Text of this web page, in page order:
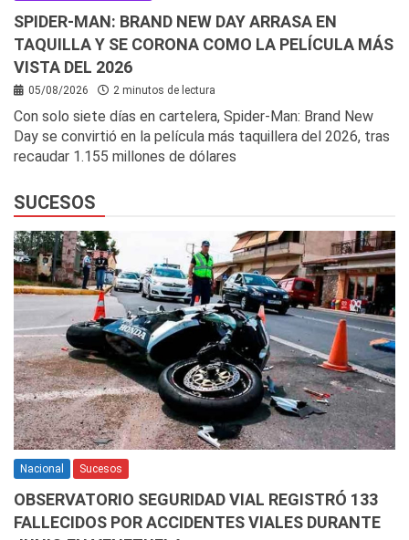
SPIDER-MAN: BRAND NEW DAY ARRASA EN
TAQUILLA Y SE CORONA COMO LA PELÍCULA MÁS
VISTA DEL 2026
05/08/2026 2 minutos de lectura
Con solo siete días en cartelera, Spider-Man: Brand New
Day se convirtió en la película más taquillera del 2026, tras
recaudar 1.155 millones de dólares
SUCESOS
Nacional Sucesos
OBSERVATORIO SEGURIDAD VIAL REGISTRÓ 133
FALLECIDOS POR ACCIDENTES VIALES DURANTE